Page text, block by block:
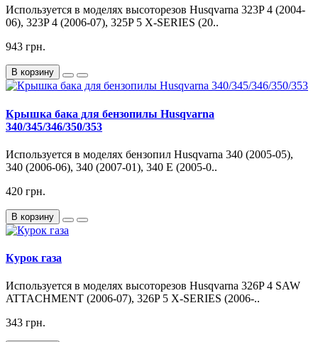
Используется в моделях высоторезов Husqvarna 323P 4 (2004-
06), 323P 4 (2006-07), 325P 5 X-SERIES (20..
943 грн.
В корзину
Крышка бака для бензопилы Husqvarna
340/345/346/350/353
Используется в моделях бензопил Husqvarna 340 (2005-05),
340 (2006-06), 340 (2007-01), 340 E (2005-0..
420 грн.
В корзину
Курок газа
Используется в моделях высоторезов Husqvarna 326P 4 SAW
ATTACHMENT (2006-07), 326P 5 X-SERIES (2006-..
343 грн.